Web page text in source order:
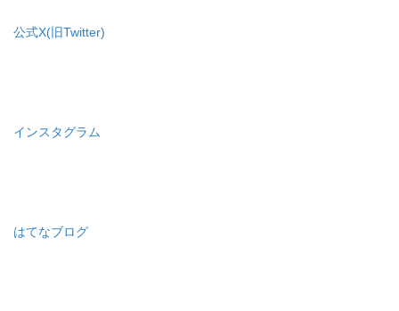
公式X(旧Twitter)
インスタグラム
はてなブログ